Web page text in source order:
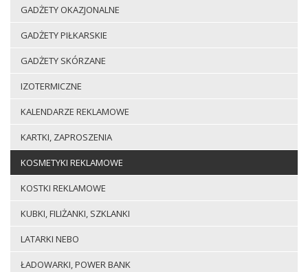
GADŻETY OKAZJONALNE
GADŻETY PIŁKARSKIE
GADŻETY SKÓRZANE
IZOTERMICZNE
KALENDARZE REKLAMOWE
KARTKI, ZAPROSZENIA
KOSMETYKI REKLAMOWE
KOSTKI REKLAMOWE
KUBKI, FILIŻANKI, SZKLANKI
LATARKI NEBO
ŁADOWARKI, POWER BANK